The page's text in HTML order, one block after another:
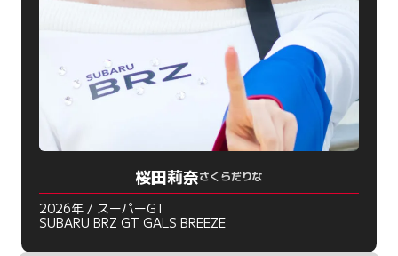
桜田莉奈さくらだりな
2026年 / スーパーGT
SUBARU BRZ GT GALS BREEZE